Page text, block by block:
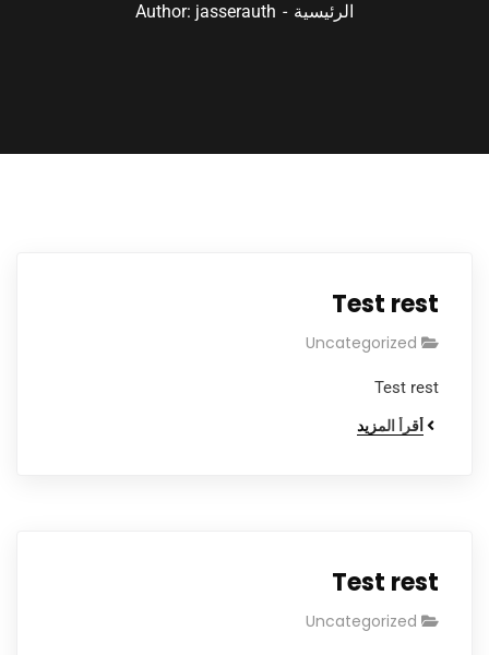
الرئيسية Author: jasserauth
Test rest
Uncategorized
Test rest
أقرأ المزيد
Test rest
Uncategorized